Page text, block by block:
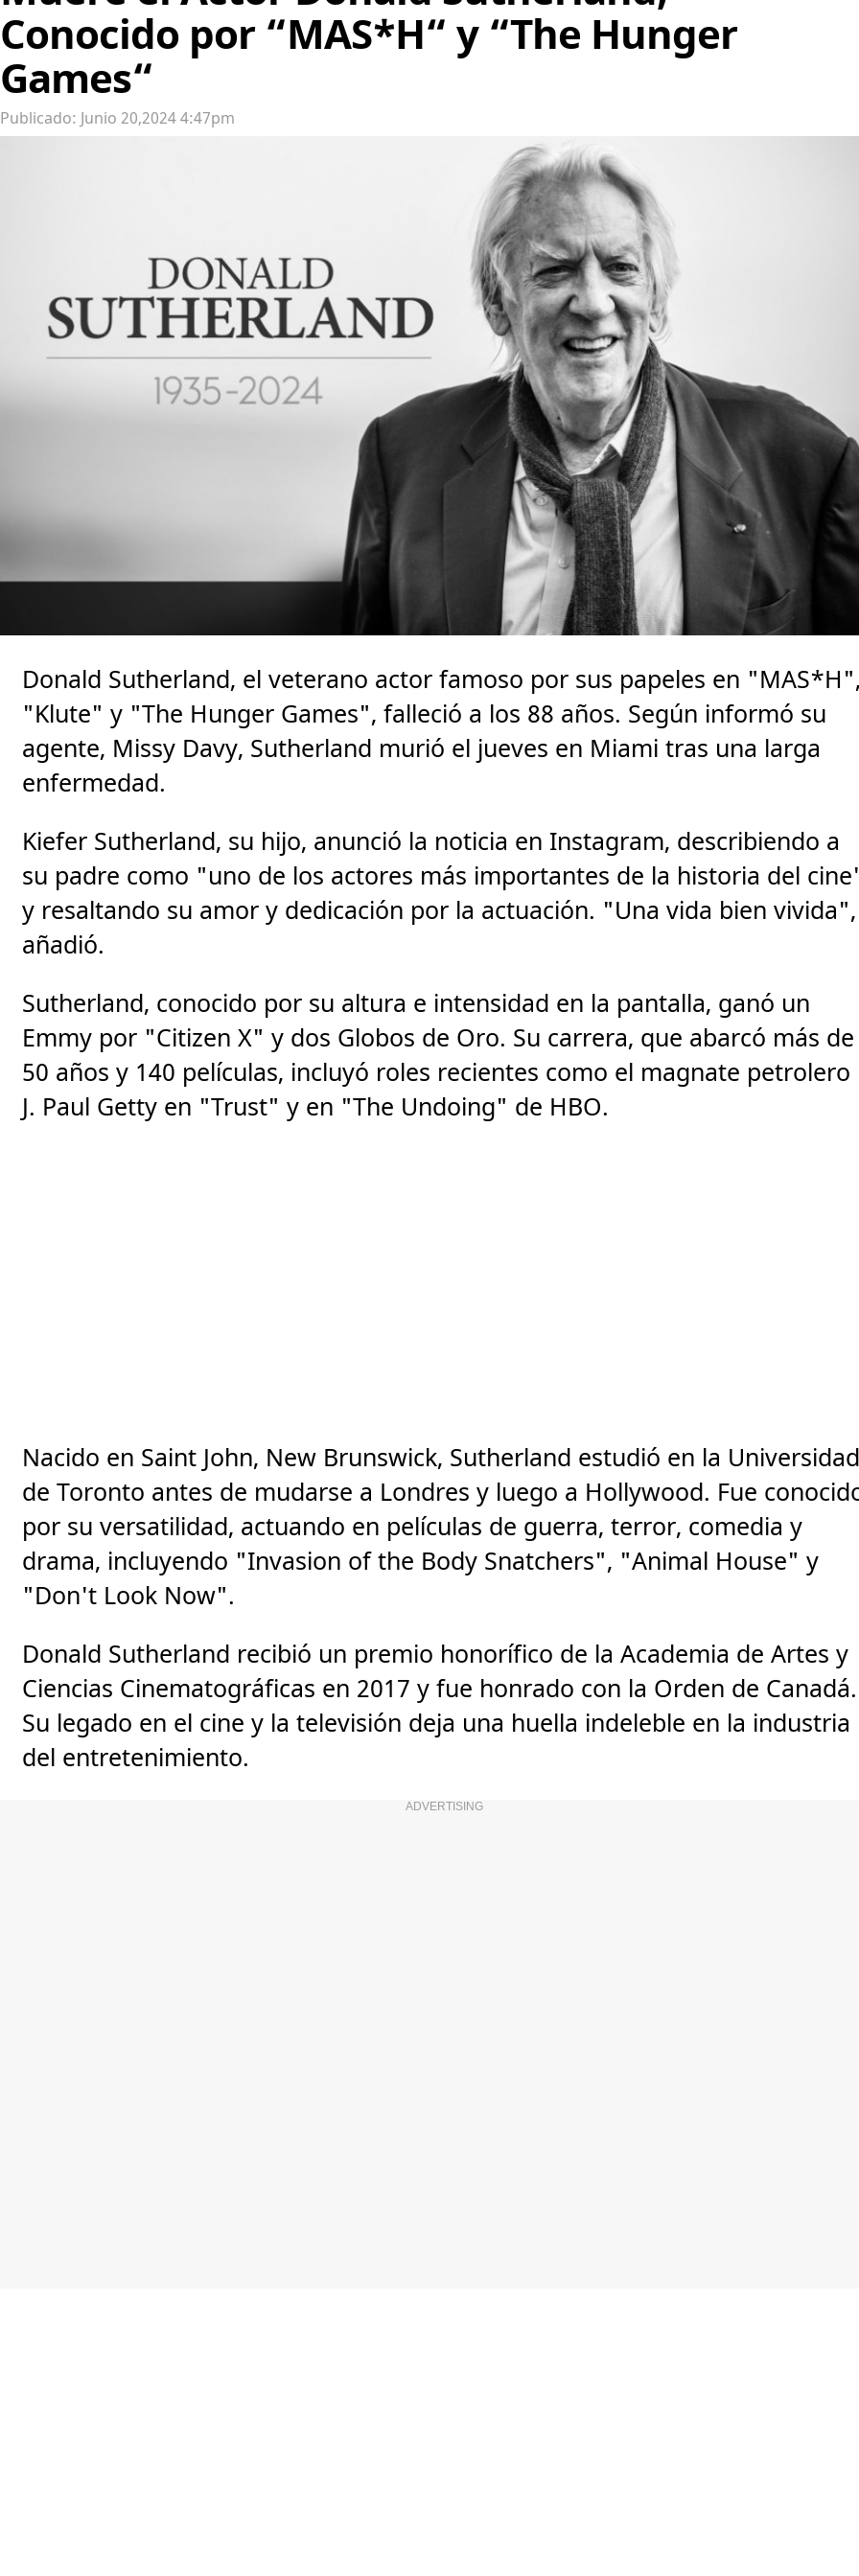
Conocido por “MAS*H“ y “The Hunger
Games“
Publicado: Junio 20,2024 4:47pm
Donald Sutherland, el veterano actor famoso por sus papeles en
"Klute" y "The Hunger Games", falleció a los 88 años. Según informó su
agente, Missy Davy, Sutherland murió el jueves en Miami tras una larga
enfermedad.
Kiefer Sutherland, su hijo, anunció la noticia en Instagram, describiendo a
su padre como "uno de los actores más importantes de la historia del
y resaltando su amor y dedicación por la actuación. "Una vida bien vivida",
añadió.
Sutherland, conocido por su altura e intensidad en la pantalla, ganó un
Emmy por "Citizen X" y dos Globos de Oro. Su carrera, que abarcó más de
50 años y 140 películas, incluyó roles recientes como el magnate petrolero
J. Paul Getty en "Trust" y en "The Undoing" de HBO.
Nacido en Saint John, New Brunswick, Sutherland estudió en la
de Toronto antes de mudarse a Londres y luego a Hollywood. Fue
por su versatilidad, actuando en películas de guerra, terror, comedia y
drama, incluyendo "Invasion of the Body Snatchers", "Animal House" y
"Don't Look Now".
Donald Sutherland recibió un premio honorífico de la Academia de Artes y
Ciencias Cinematográficas en 2017 y fue honrado con la Orden de Canadá.
Su legado en el cine y la televisión deja una huella indeleble en la industria
del entretenimiento.
ADVERTISING